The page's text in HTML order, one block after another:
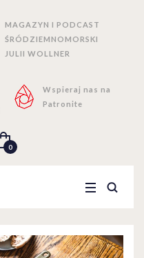
MAGAZYN I PODCAST
ŚRÓDZIEMNOMORSKI
JULII WOLLNER
Wspieraj nas na
Patronite
0